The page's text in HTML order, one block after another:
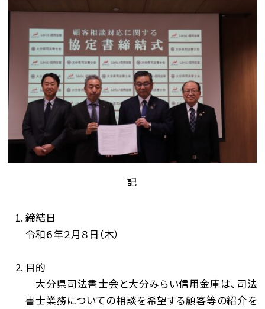
記
締結日
令和６年２月８日（木）
目的
大分県司法書士会と大分みらい信用金庫は、司法
書士業務についての相談を希望する顧客等の紹介を